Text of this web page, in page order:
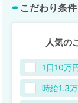
こだわり条件
人気の
1日10万
時給1.3